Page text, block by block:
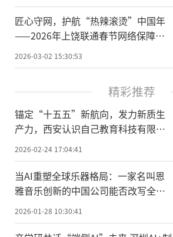
匠心守网，护航“热辣滚烫”中国年
——2026年上饶联通春节网络保障工
作纪实
2026-03-02 15:30:53
精彩推荐
锚定“十五五”新航向，发力新质生
产力，西安认识自己教育科技有限公
司荣膺国家级科技型中小企业
2026-02-24 17:04:41
当AI重塑全球乐器格局：一家名叫恩
雅音乐创新的中国公司能否改写全球
乐器创新史？
2026-01-28 10:30:41